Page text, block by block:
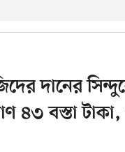
দানের
৪৩ বস্তা